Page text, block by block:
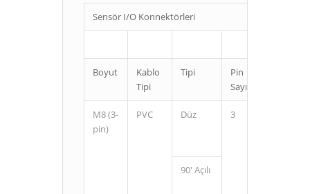
Sensör I/O Konnektörleri
Boyut
Kablo
Tipi
Tipi
Pin
Sayısı
M8 (3-
pin)
PVC Düz 3
90' Açılı